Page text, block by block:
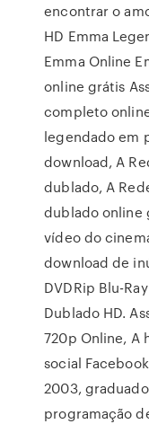
encontrar o
HD Emma
Emma Online
online grátis
completo
legendado em
download, A
dublado, A
dublado online
vídeo do
download de
DVDRip Blu-
Dublado HD.
720p Online, A
social
2003,
programação